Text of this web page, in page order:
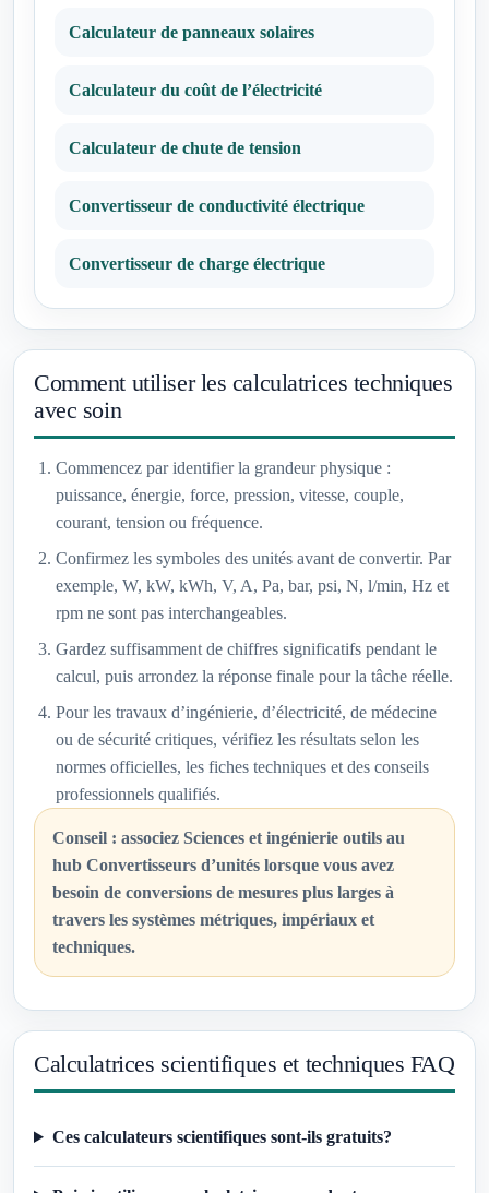
Calculateur de panneaux solaires
Calculateur du coût de l’électricité
Calculateur de chute de tension
Convertisseur de conductivité électrique
Convertisseur de charge électrique
Comment utiliser les calculatrices techniques
avec soin
Commencez par identifier la grandeur physique :
puissance, énergie, force, pression, vitesse, couple,
courant, tension ou fréquence.
Confirmez les symboles des unités avant de convertir. Par
exemple, W, kW, kWh, V, A, Pa, bar, psi, N, l/min, Hz et
rpm ne sont pas interchangeables.
Gardez suffisamment de chiffres significatifs pendant le
calcul, puis arrondez la réponse finale pour la tâche réelle.
Pour les travaux d’ingénierie, d’électricité, de médecine
ou de sécurité critiques, vérifiez les résultats selon les
normes officielles, les fiches techniques et des conseils
professionnels qualifiés.
Conseil : associez Sciences et ingénierie outils au
hub Convertisseurs d’unités lorsque vous avez
besoin de conversions de mesures plus larges à
travers les systèmes métriques, impériaux et
techniques.
Calculatrices scientifiques et techniques FAQ
Ces calculateurs scientifiques sont-ils gratuits?